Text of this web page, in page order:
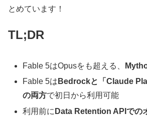
とめています！
TL;DR
Fable 5はOpusをも超える、
Fable 5は Bedrockと「Claude
の両方で初日から利用可能
利用前に Data Retention APIでの